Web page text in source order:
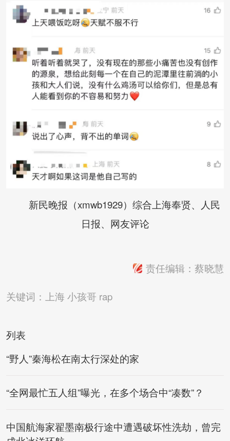
新民晚报（xmwb1929）综合上海奉贤、人民
日报、网友评论
责任编辑：蔡晓慧
关键词： 上海 小孩哥 rap
列表
“野人”秦海松在南太行深处的家
“全网最忙五人组”曝光，在多个场合中“凑数”？
中国航海家翟墨南极行途中遭遇破坏性洗劫，曾完